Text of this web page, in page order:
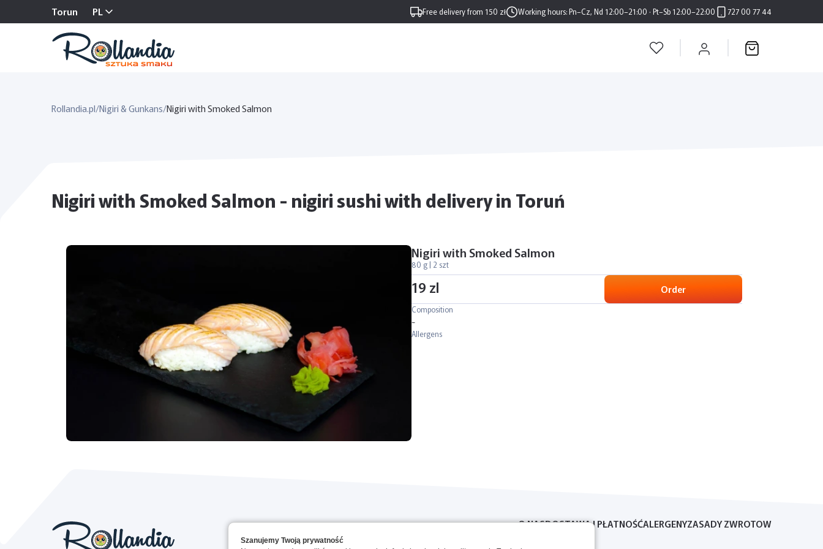
Torun PL Free delivery from 150 zł Working hours:Pn–Cz, Nd 12:00–21:00 · Pt–Sb 12:00–22:00 727 00 77 44
Rollandia.pl/Nigiri & Gunkans/Nigiri with Smoked Salmon
Nigiri with Smoked Salmon - nigiri sushi with delivery in Toruń
Nigiri with Smoked Salmon
80 g | 2 szt
19 zl Order
Composition
-
Allergens
O NASDOSTAWA I PŁATNOŚĆALERGENYZASADY ZWROTOW
Szanujemy Twoją prywatność